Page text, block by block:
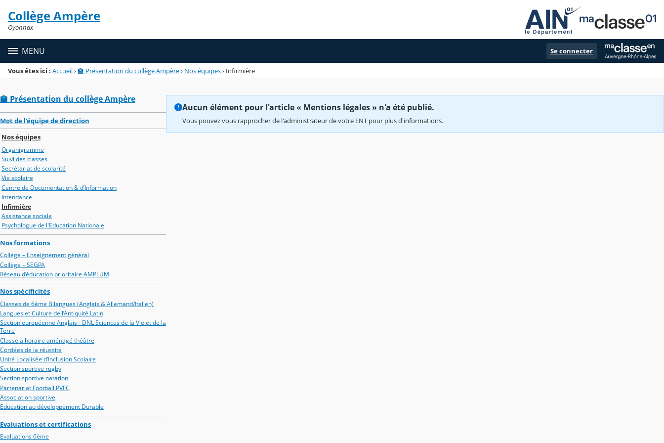
Menu de la rubrique
Contenu
Collège Ampère
Oyonnax
MENU Se connecter
Vous êtes ici : Accueil›🏫 Présentation du collège Ampère› Nos équipes› Infirmière
🏫 Présentation du collège Ampère
Mot de l'équipe de direction
Nos équipes
Organigramme
Suivi des classes
Secrétariat de scolarité
Vie scolaire
Centre de Documentation & d’Information
Intendance
Infirmière
Assistance sociale
Psychologue de l'Education Nationale
Nos formations
Collège – Enseignement général
Collège – SEGPA
Réseau d’éducation prioritaire AMPLUM
Nos spécificités
Classes de 6ème Bilangues (Anglais & Allemand/Italien)
Langues et Culture de l’Antiquité Latin
Section européenne Anglais - DNL Sciences de la Vie et de la
Terre
Classe à horaire aménagé théâtre
Cordées de la réussite
Unité Localisée d’Inclusion Scolaire
Section sportive rugby
Section sportive natation
Partenariat Football PVFC
Association sportive
Education au développement Durable
Evaluations et certifications
Evaluations 6ème
Aucun élément pour l'article « Mentions légales » n'a été publié.
Vous pouvez vous rapprocher de l'administrateur de votre ENT pour plus d'informations.